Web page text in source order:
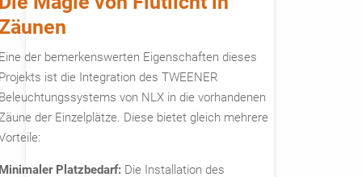
der bemerkenswerten Eigenschaften dieses
ist die Integration des TWEENER
von NLX in die vorhandenen
der Einzelplätze. Diese bietet gleich mehrere
Platzbedarf: Die Installation des